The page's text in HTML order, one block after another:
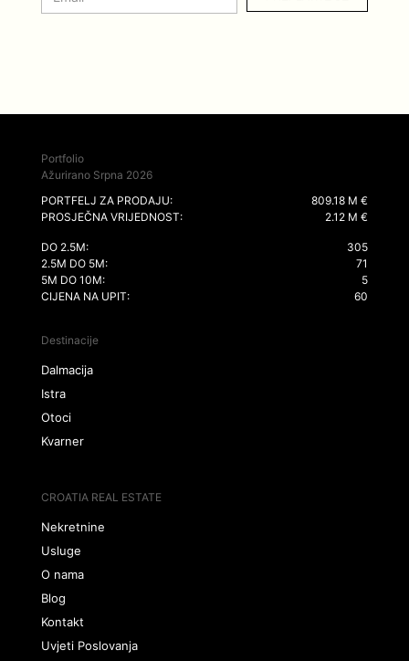
Portfolio
Ažurirano Srpna 2026
PORTFELJ ZA PRODAJU:
809.18 M €
PROSJEČNA VRIJEDNOST:
2.12 M €
DO 2.5M:
305
2.5M DO 5M:
71
5M DO 10M:
5
CIJENA NA UPIT:
60
Destinacije
Dalmacija
Istra
Otoci
Kvarner
CROATIA REAL ESTATE
Nekretnine
Usluge
O nama
Blog
Kontakt
Uvjeti Poslovanja